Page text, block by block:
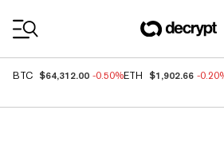
BTC $64,312.00 -0.50%ETH $1,902.66 -